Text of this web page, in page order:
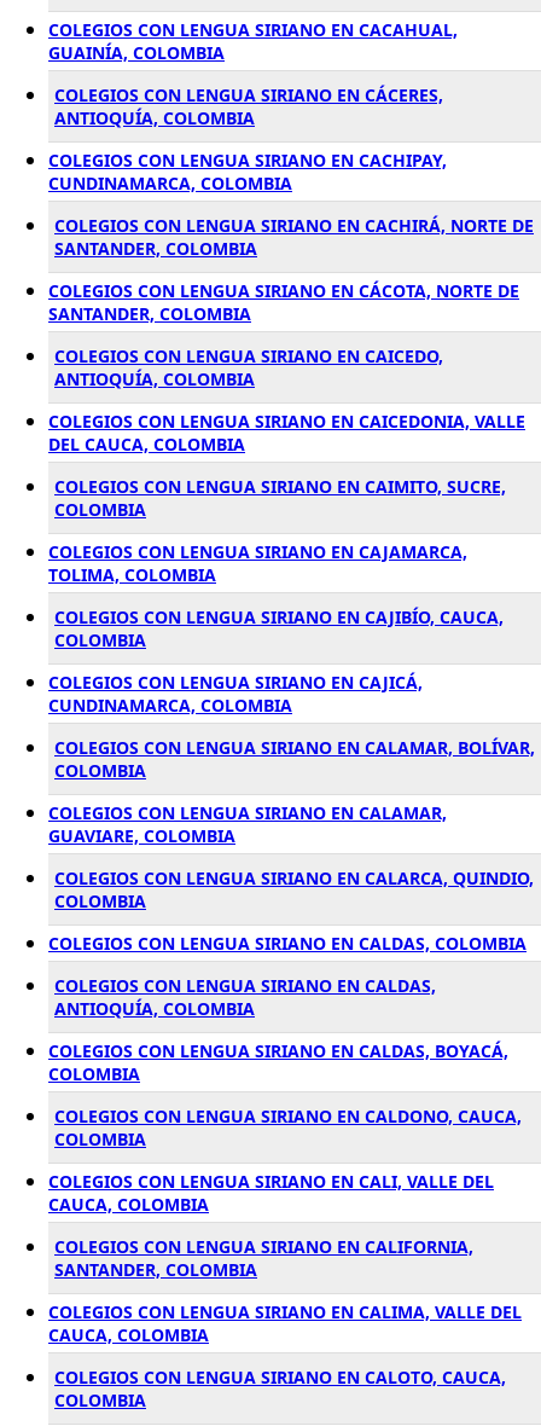
COLEGIOS CON LENGUA SIRIANO EN CACAHUAL,
GUAINÍA, COLOMBIA
COLEGIOS CON LENGUA SIRIANO EN CÁCERES,
ANTIOQUÍA, COLOMBIA
COLEGIOS CON LENGUA SIRIANO EN CACHIPAY,
CUNDINAMARCA, COLOMBIA
COLEGIOS CON LENGUA SIRIANO EN CACHIRÁ, NORTE DE
SANTANDER, COLOMBIA
COLEGIOS CON LENGUA SIRIANO EN CÁCOTA, NORTE DE
SANTANDER, COLOMBIA
COLEGIOS CON LENGUA SIRIANO EN CAICEDO,
ANTIOQUÍA, COLOMBIA
COLEGIOS CON LENGUA SIRIANO EN CAICEDONIA, VALLE
DEL CAUCA, COLOMBIA
COLEGIOS CON LENGUA SIRIANO EN CAIMITO, SUCRE,
COLOMBIA
COLEGIOS CON LENGUA SIRIANO EN CAJAMARCA,
TOLIMA, COLOMBIA
COLEGIOS CON LENGUA SIRIANO EN CAJIBÍO, CAUCA,
COLOMBIA
COLEGIOS CON LENGUA SIRIANO EN CAJICÁ,
CUNDINAMARCA, COLOMBIA
COLEGIOS CON LENGUA SIRIANO EN CALAMAR, BOLÍVAR,
COLOMBIA
COLEGIOS CON LENGUA SIRIANO EN CALAMAR,
GUAVIARE, COLOMBIA
COLEGIOS CON LENGUA SIRIANO EN CALARCA, QUINDIO,
COLOMBIA
COLEGIOS CON LENGUA SIRIANO EN CALDAS, COLOMBIA
COLEGIOS CON LENGUA SIRIANO EN CALDAS,
ANTIOQUÍA, COLOMBIA
COLEGIOS CON LENGUA SIRIANO EN CALDAS, BOYACÁ,
COLOMBIA
COLEGIOS CON LENGUA SIRIANO EN CALDONO, CAUCA,
COLOMBIA
COLEGIOS CON LENGUA SIRIANO EN CALI, VALLE DEL
CAUCA, COLOMBIA
COLEGIOS CON LENGUA SIRIANO EN CALIFORNIA,
SANTANDER, COLOMBIA
COLEGIOS CON LENGUA SIRIANO EN CALIMA, VALLE DEL
CAUCA, COLOMBIA
COLEGIOS CON LENGUA SIRIANO EN CALOTO, CAUCA,
COLOMBIA